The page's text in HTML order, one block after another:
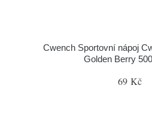
Cwench Sportovní nápoj
Golden Berry
69 Kč